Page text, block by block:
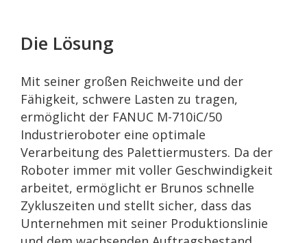
Die Lösung
Mit seiner großen Reichweite und der
Fähigkeit, schwere Lasten zu tragen,
ermöglicht der FANUC M-710iC/50
Industrieroboter eine optimale
Verarbeitung des Palettiermusters. Da der
Roboter immer mit voller Geschwindigkeit
arbeitet, ermöglicht er Brunos schnelle
Zykluszeiten und stellt sicher, dass das
Unternehmen mit seiner Produktionslinie